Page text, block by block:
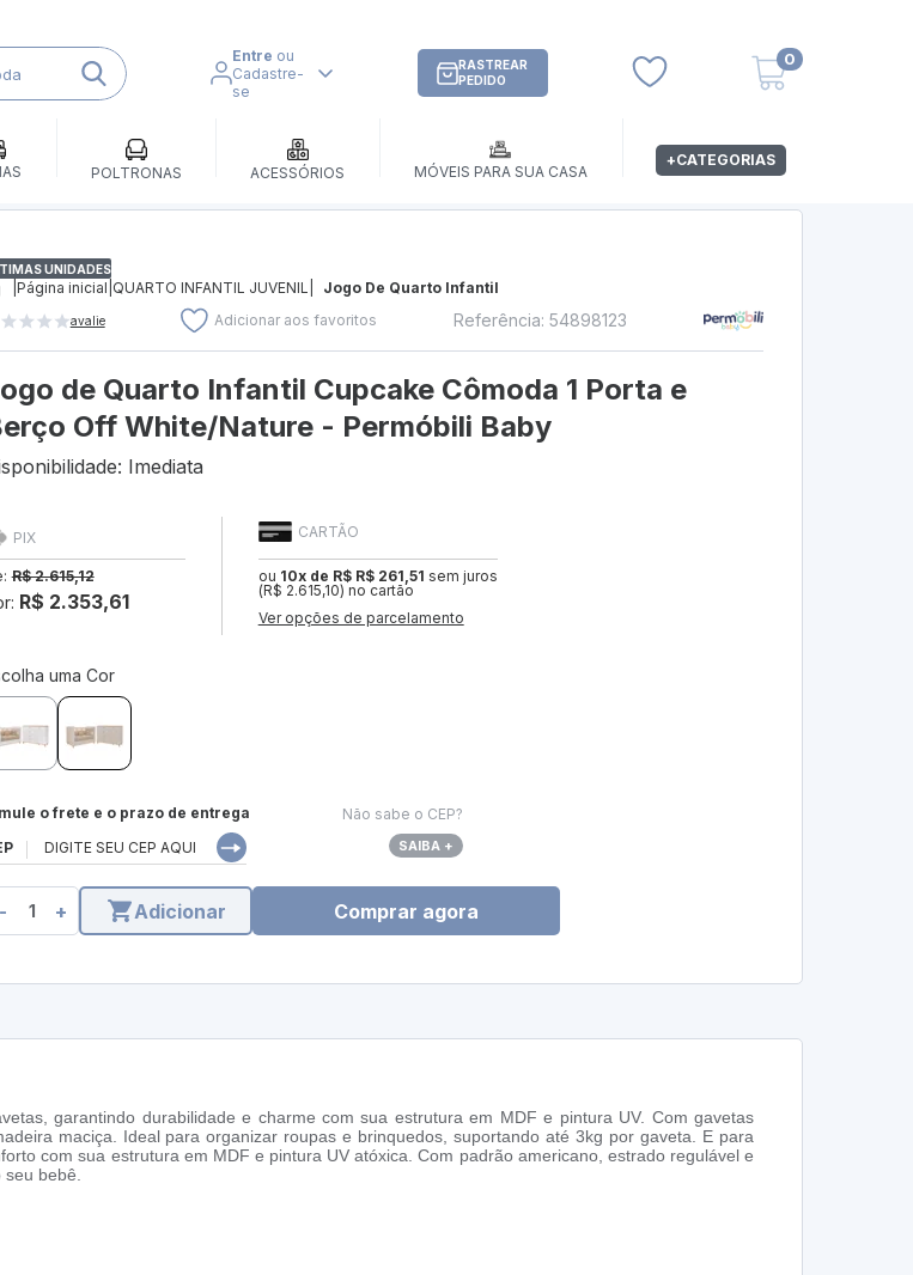
Entre ou
Cadastre-
se
RASTREAR
PEDIDO
0
POLTRONAS ACESSÓRIOS MÓVEIS PARA SUA CASA
+CATEGORIAS
UNIDADES
Página inicial QUARTO INFANTIL JUVENIL Jogo De Quarto Infantil
avalie Adicionar aos favoritos Referência: 54898123
de Quarto Infantil Cupcake Cômoda 1 Porta e
Off White/Nature - Permóbili Baby
Imediata
CARTÃO
ou 10x de R$ R$ 261,51 sem juros
(R$ 2.615,10) no cartão
Ver opções de parcelamento
PIX
R$ 2.615,12
R$ 2.353,61
uma Cor
o frete e o prazo de entrega
Não sabe o CEP?
SAIBA +
- + Adicionar Comprar agora
garantindo durabilidade e charme com sua estrutura em MDF e pintura UV. Com gavetas
maciça. Ideal para organizar roupas e brinquedos, suportando até 3kg por gaveta. E para
com sua estrutura em MDF e pintura UV atóxica. Com padrão americano, estrado regulável e
bebê.